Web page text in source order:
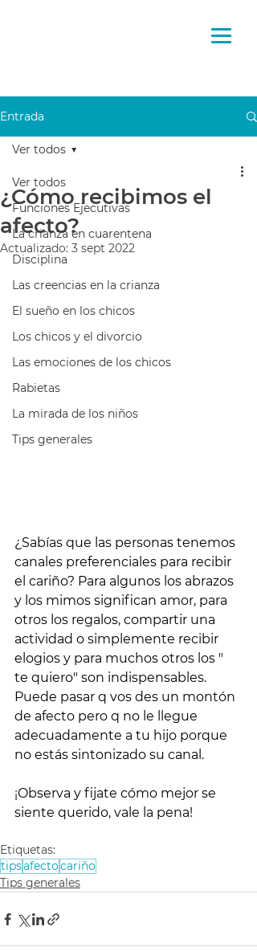
Entrada
Ver todos
Funciones Ejecutivas
La crianza en cuarentena
Disciplina
Las creencias en la crianza
El sueño en los chicos
Los chicos y el divorcio
Las emociones de los chicos
Rabietas
La mirada de los niños
Tips generales
Ver todos
¿Cómo recibimos el
afecto?
Actualizado: 3 sept 2022
¿Sabías que las personas tenemos
canales preferenciales para recibir
el cariño? Para algunos los abrazos
y los mimos significan amor, para
otros los regalos, compartir una
actividad o simplemente recibir
elogios y para muchos otros los "
te quiero" son indispensables.
Puede pasar q vos des un montón
de afecto pero q no le llegue
adecuadamente a tu hijo porque
no estás sintonizado su canal.
¡Observa y fijate cómo mejor se
siente querido, vale la pena!
Etiquetas:
tipsafectocariño
Tips generales